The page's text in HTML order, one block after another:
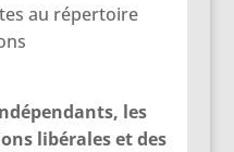
au répertoire
les
libérales et des